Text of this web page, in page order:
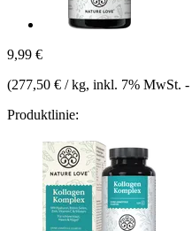
9,99 €
(277,50 € / kg, inkl. 7% MwSt. -
Produktlinie: